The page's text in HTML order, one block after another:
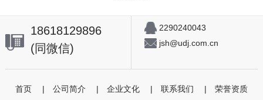
18618129896
(同微信)
2290240043
jsh@udj.com.cn
首页 | 公司简介 | 企业文化 | 联系我们 | 荣誉资质